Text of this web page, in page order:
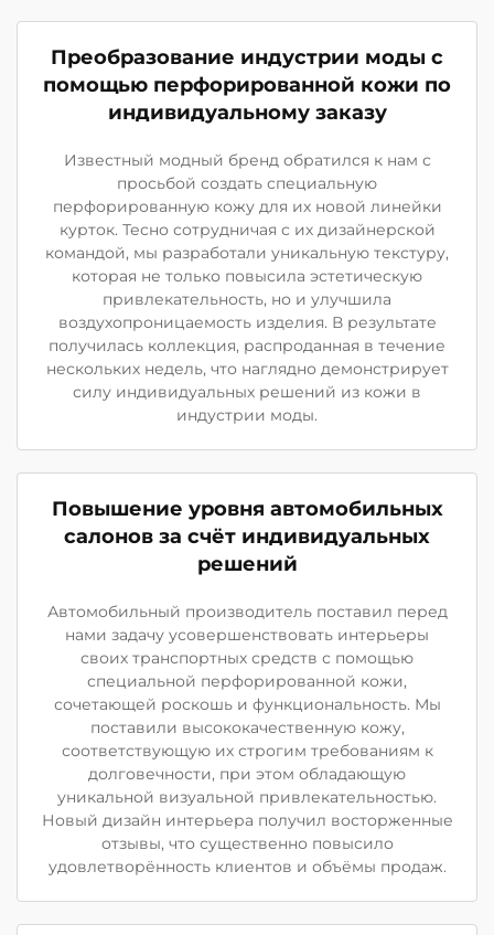
Преобразование индустрии моды с
помощью перфорированной кожи по
индивидуальному заказу
Известный модный бренд обратился к нам с
просьбой создать специальную
перфорированную кожу для их новой линейки
курток. Тесно сотрудничая с их дизайнерской
командой, мы разработали уникальную текстуру,
которая не только повысила эстетическую
привлекательность, но и улучшила
воздухопроницаемость изделия. В результате
получилась коллекция, распроданная в течение
нескольких недель, что наглядно демонстрирует
силу индивидуальных решений из кожи в
индустрии моды.
Повышение уровня автомобильных
салонов за счёт индивидуальных
решений
Автомобильный производитель поставил перед
нами задачу усовершенствовать интерьеры
своих транспортных средств с помощью
специальной перфорированной кожи,
сочетающей роскошь и функциональность. Мы
поставили высококачественную кожу,
соответствующую их строгим требованиям к
долговечности, при этом обладающую
уникальной визуальной привлекательностью.
Новый дизайн интерьера получил восторженные
отзывы, что существенно повысило
удовлетворённость клиентов и объёмы продаж.